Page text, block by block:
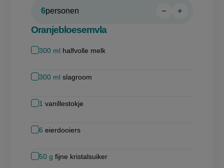
6personen
Persoon
−
Persoon
+
Oranjebloesemvla
300 ml halfvolle melk
300 ml slagroom
1 vanillestokje
6 eierdooiers
50 g fijne kristalsuiker